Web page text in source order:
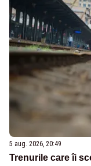
5 aug. 2026, 20:49
Trenurile care îi